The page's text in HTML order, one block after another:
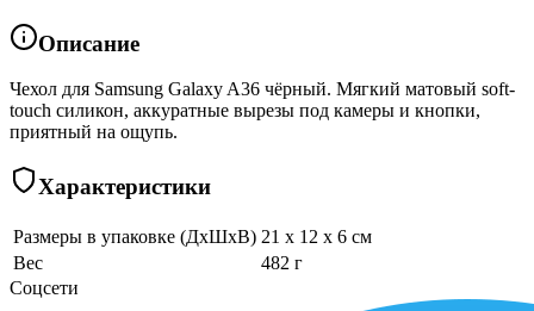
Описание
Чехол для Samsung Galaxy A36 чёрный. Мягкий матовый soft-
touch силикон, аккуратные вырезы под камеры и кнопки,
приятный на ощупь.
Характеристики
Размеры в упаковке (ДхШхВ) 21 x 12 x 6 см
Вес
482 г
Соцсети